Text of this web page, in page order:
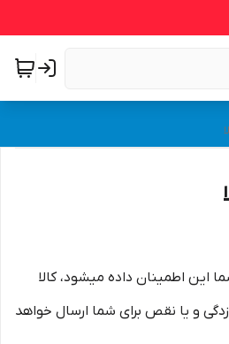
این اطمینان داده می­شود، کالا
زدگی و یا نقص برای شما ارسال خواهد